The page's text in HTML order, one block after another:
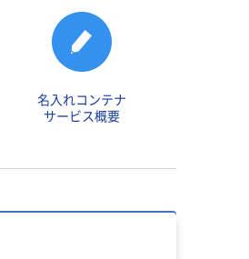
名入れコンテナ
サービス概要